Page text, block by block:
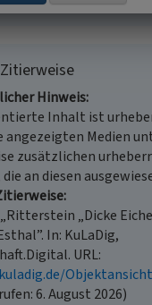
Hinweis
Inhalt ist
angezeigten Medien
zusätzlichen
an diesen
„Dicke Eiche
In: KuLaDig,
URL:
6. August 2026)